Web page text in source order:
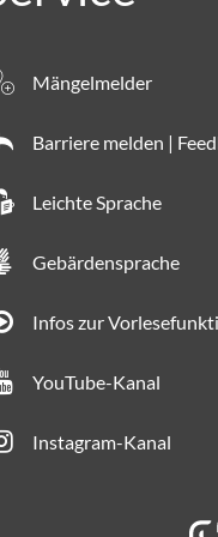
Mängelmelder
Barriere melden |
Leichte Sprache
Gebärdensprache
Infos zur
YouTube-Kanal
Instagram-Kanal